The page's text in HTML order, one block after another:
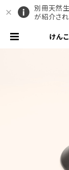
別冊天然
が紹介され
けん